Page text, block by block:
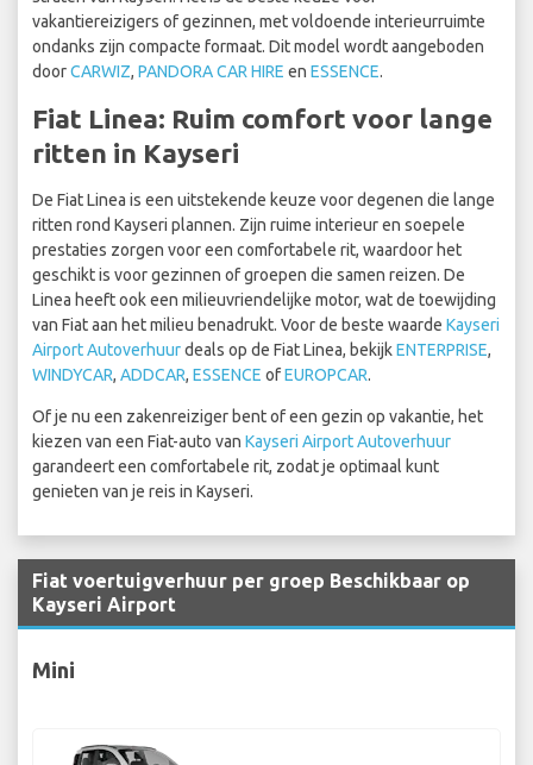
vakantiereizigers of gezinnen, met voldoende interieurruimte
ondanks zijn compacte formaat. Dit model wordt aangeboden
doorCARWIZ, PANDORA CAR HIRE en ESSENCE.
Fiat Linea: Ruim comfort voor lange
ritten in Kayseri
De Fiat Linea is een uitstekende keuze voor degenen die lange
ritten rond Kayseri plannen. Zijn ruime interieur en soepele
prestaties zorgen voor een comfortabele rit, waardoor het
geschikt is voor gezinnen of groepen die samen reizen. De
Linea heeft ook een milieuvriendelijke motor, wat de toewijding
van Fiat aan het milieu benadrukt. Voor de beste waarde Kayseri
Airport Autoverhuurdeals op de Fiat Linea, bekijkENTERPRISE,
WINDYCAR, ADDCAR, ESSENCE ofEUROPCAR.
Of je nu een zakenreiziger bent of een gezin op vakantie, het
kiezen van een Fiat-auto van Kayseri Airport Autoverhuur
garandeert een comfortabele rit, zodat je optimaal kunt
genieten van je reis in Kayseri.
Fiat voertuigverhuur per groep Beschikbaar op
Kayseri Airport
Mini